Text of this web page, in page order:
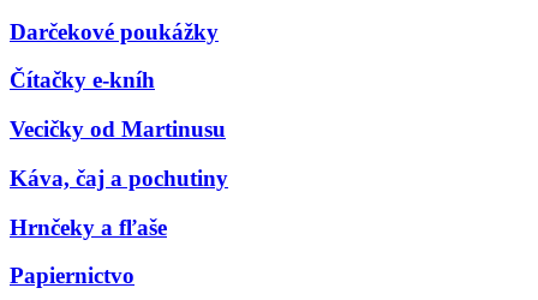
Darčekové poukážky
Čítačky e-kníh
Vecičky od Martinusu
Káva, čaj a pochutiny
Hrnčeky a fľaše
Papiernictvo